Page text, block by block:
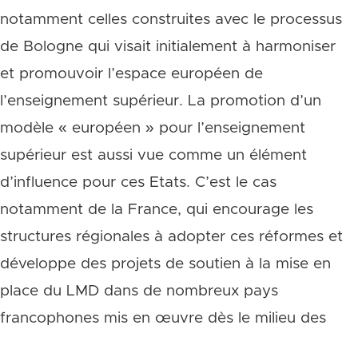
notamment celles construites avec le processus
de Bologne qui visait initialement à harmoniser
et promouvoir l’espace européen de
l’enseignement supérieur. La promotion d’un
modèle « européen » pour l’enseignement
supérieur est aussi vue comme un élément
d’influence pour ces Etats. C’est le cas
notamment de la France, qui encourage les
structures régionales à adopter ces réformes et
développe des projets de soutien à la mise en
place du LMD dans de nombreux pays
francophones mis en œuvre dès le milieu des